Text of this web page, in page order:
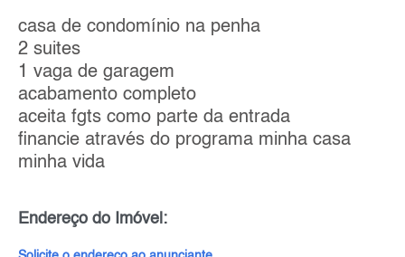
casa de condomínio na penha
2 suites
1 vaga de garagem
acabamento completo
aceita fgts como parte da entrada
financie através do programa minha casa
minha vida
Endereço do Imóvel: